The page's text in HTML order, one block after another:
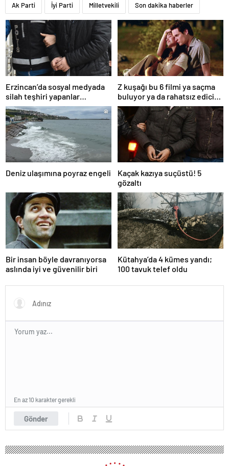
Ak Parti İyi Parti Milletvekili Son dakika haberler
Erzincan’da sosyal medyada
silah teşhiri yapanlar
yakalandı
Z kuşağı bu 6 filmi ya saçma
buluyor ya da rahatsız edici
ve toksik!
Deniz ulaşımına poyraz engeli
Kaçak kazıya suçüstü! 5
gözaltı
Bir insan böyle davranıyorsa
aslında iyi ve güvenilir biri
Kütahya’da 4 kümes yandı;
100 tavuk telef oldu
Gönder
En az 10 karakter gerekli